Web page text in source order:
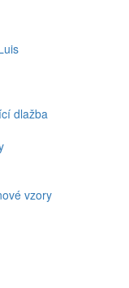
dlažba
vzory